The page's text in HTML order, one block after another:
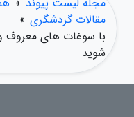
مقالات گردشگری »
با سوغات های معروف
شوید